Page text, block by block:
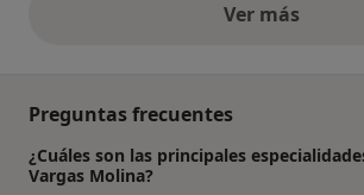
Ver másopiniones
Preguntas frecuentes
¿Cuáles son las principales
Vargas Molina?